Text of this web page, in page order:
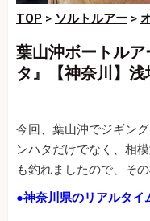
TOP > ソルトルアー >
葉山沖ボートル
タ』【神奈川】
今回、葉山沖でジギン
ンハタだけでなく、相
も釣れましたので、そ
●神奈川県のリアルタイ